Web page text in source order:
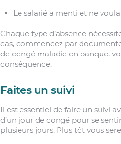
Le salarié a menti et ne
Chaque type d’absence
cas, commencez par
de congé maladie en banque,
conséquence.
Faites un suivi
Il est essentiel de faire un suivi
d’un jour de congé pour se
plusieurs jours. Plus tôt vous